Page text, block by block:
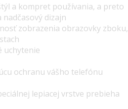
a kompret používania, a preto
dizajn
zobrazenia obrazovky zboku,
uchytenie
ochranu vášho telefónu
lepiacej vrstve prebieha